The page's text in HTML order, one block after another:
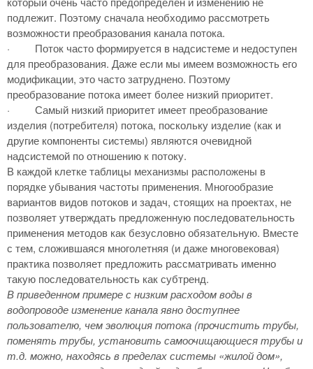
подлежит. Поэтому сначала необходимо рассмотреть
возможности преобразования канала потока.
·
Поток часто формируется в надсистеме и недоступен
для преобразования. Даже если мы имеем возможность его
модификации, это часто затруднено. Поэтому
преобразование потока имеет более низкий приоритет.
·
Самый низкий приоритет имеет преобразование
изделия (потребителя) потока, поскольку изделие (как и
другие компоненты системы) являются очевидной
надсистемой по отношению к потоку.
В каждой клетке таблицы механизмы расположены в
порядке убывания частоты применения. Многообразие
вариантов видов потоков и задач, стоящих на проектах, не
позволяет утверждать предложенную последовательность
применения методов как безусловно обязательную. Вместе
с тем, сложившаяся многолетняя (и даже многовековая)
практика позволяет предложить рассматривать именно
такую последовательность как субтренд.
В приведенном примере с низким расходом воды в
водопроводе изменение канала явно доступнее
пользователю, чем эволюция потока (прочистить трубы,
поменять трубы, установить самоочищающиеся трубы и
т.д. можно, находясь в пределах системы «жилой дом»,